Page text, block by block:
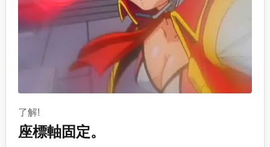
了解!
座標軸固定。